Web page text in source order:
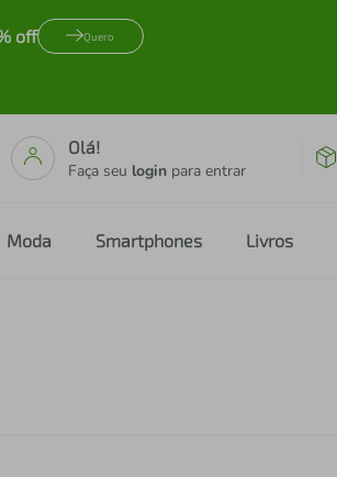
off Quero
Olá!
Faça seu login para entrar
Moda Smartphones Livros